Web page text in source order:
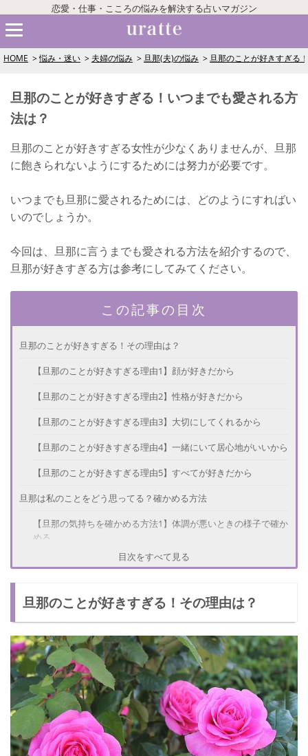
恋愛・仕事・こころの悩みを解決する占いマガジン
HOME 悩み・迷い 夫婦の悩み 旦那(夫)の悩み 旦那のことが好きすぎる
旦那のことが好きすぎる！いつまでも愛される方
法は？
旦那のことが好きすぎる女性が少なくありませんが、旦那
に飽きられないようにするためには努力が必要です。
いつまでも旦那に愛されるためには、どのようにすればい
いのでしょうか。
今回は、旦那に言うまでも愛される方法を紹介するので、
旦那が好きすぎる方は参考にしてみてください。
この記事の目次
旦那のことが好きすぎる！その理由は？
【旦那のことが好きすぎる理由1】顔が好きだから
【旦那のことが好きすぎる理由2】性格が好きだから
【旦那のことが好きすぎる理由3】大切にしてくれるから
【旦那のことが好きすぎる理由4】一緒にいて居心地がいいから
【旦那のことが好きすぎる理由5】すべてが好きだから
旦那は私のことをどう思ってる？確かめる方法
【旦那の気持ちを確かめる方法1】体調が悪いときの様子で確か
める
【旦那の気持ちを確かめる方法2】深刻な相談をしてみる
旦那のことが好きすぎる！注意点とは？
旦那を束縛しすぎないようにする
視野が狭くならないようにする
旦那にいつまでも愛される方法は？
ラブラブな夫婦でいたい！
目次をすべて見る
旦那のことが好きすぎる！その理由は？